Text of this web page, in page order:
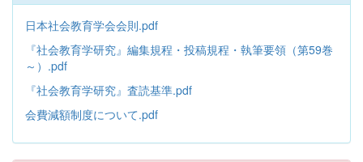
日本社会教育学会会則.pdf
『社会教育学研究』編集規程・投稿規程・執筆要領（第59巻
～）.pdf
『社会教育学研究』査読基準.pdf
会費減額制度について.pdf